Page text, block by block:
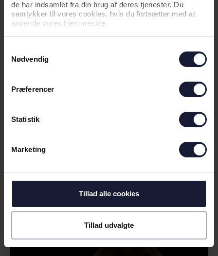
de har indsamlet fra din brug af deres tjenester. Du
samtykker til vores cookies, hvis du fortsætter med at
anvende vores hjemmeside.
Nødvendig
Præferencer
Statistik
Marketing
Tillad alle cookies
Tillad udvalgte
02.08.2026
VELKOMMEN TIL LÆRKE TINGLEFF
02.08.2026